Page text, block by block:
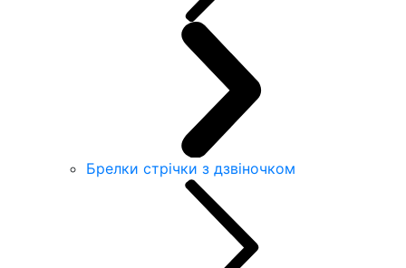
Брелки стрічки з дзвіночком